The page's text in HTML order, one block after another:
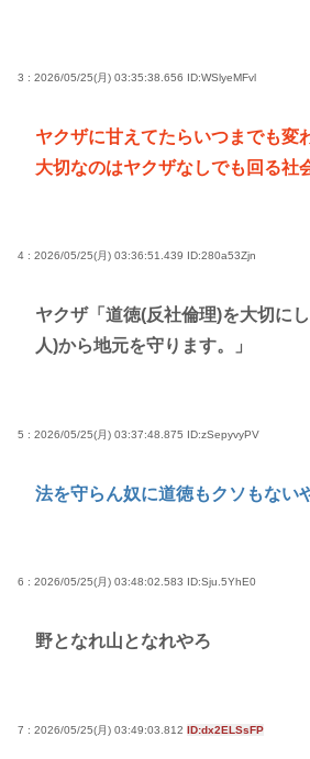
かされる「女神の加護を受けし
ポケカ資産が100万円超えた男の
【高市動画】こういうオスガキ
Powered by livedoor 相互RSS
3 : 2026/05/25(月) 03:35:38.656 ID:WSlyeMFvl
ヤクザに甘えてたらいつまでも変
大切なのはヤクザなしでも回る社
4 : 2026/05/25(月) 03:36:51.439 ID:280a53Zjn
ヤクザ「道徳(反社倫理)を大切に
人)から地元を守ります。」
5 : 2026/05/25(月) 03:37:48.875 ID:zSepyvyPV
法を守らん奴に道徳もクソもない
6 : 2026/05/25(月) 03:48:02.583 ID:Sju.5YhE0
野となれ山となれやろ
7 : 2026/05/25(月) 03:49:03.812 ID:dx2ELSsFP